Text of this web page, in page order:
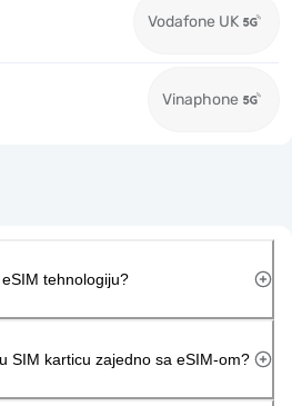
Vodafone UK
Vinaphone
tehnologiju?
SIM karticu zajedno sa eSIM-om?